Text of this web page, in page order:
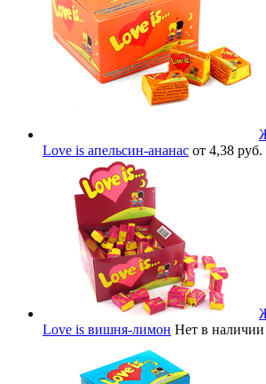
Love is апельсин-ананас от 4,38 руб.
Love is вишня-лимон Нет в наличии